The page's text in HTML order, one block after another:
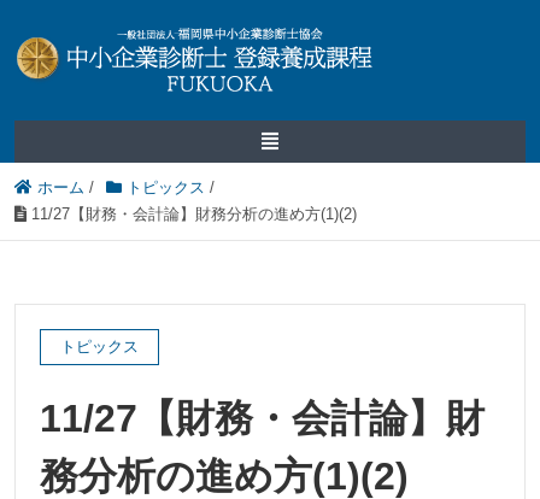
ホーム / トピックス /
11/27【財務・会計論】財務分析の進め方(1)(2)
トピックス
11/27【財務・会計論】財
務分析の進め方(1)(2)